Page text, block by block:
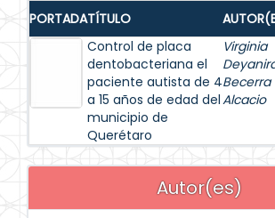
PORTADATÍTULO
Control de placa
dentobacteriana el
paciente autista de 4
a 15 años de edad del
municipio de
Querétaro
Virginia
Becerra
Alcacio
Autor(es)